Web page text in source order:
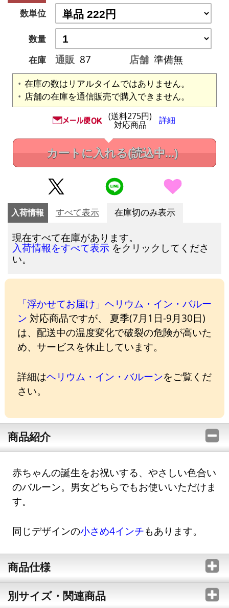
数単位
数量
在庫
通販 87 店舗 準備無
在庫の数はリアルタイムではありません。
店舗の在庫を通信販売で購入できません。
(送料275円)
対応商品 詳細
カートに入れる(読込中...)
入荷情報 すべて表示 在庫切のみ表示
現在すべて在庫があります。
入荷情報をすべて表示 をクリックしてくださ
い。
「浮かせてお届け」ヘリウム・イン・バルー
ン 対応商品ですが、 夏季(7月1日-9月30日)
は、配送中の温度変化で破裂の危険が高いた
め、サービスを休止しています。
詳細はヘリウム・イン・バルーンをご覧くだ
さい。
商品紹介
赤ちゃんの誕生をお祝いする、やさしい色合い
のバルーン。男女どちらでもお使いいただけま
す。
同じデザインの小さめ4インチもあります。
商品仕様
別サイズ・関連商品